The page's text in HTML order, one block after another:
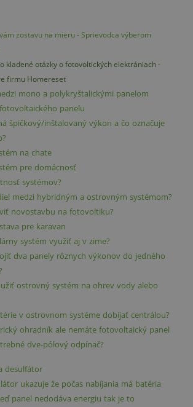
zostavu na mieru - Sprievodca výberom
kladené otázky o fotovoltických elektrániach -
firmu Homereset
mono a polykryštalickými panelom
panelu
špičkový/inštalovaný výkon a čo označuje
na chate
pre domácnosť
systémov?
medzi hybridným a ostrovným systémom?
novostavbu na fotovoltiku?
pre karavan
systém využiť aj v zime?
dva panely rôznych výkonov do jedného
ostrovný systém na ohrev vody alebo
v ostrovnom systéme dobíjať centrálou?
ohradník ale nemáte fotovoltaický panel
dve-pólový odpínač?
desulfátor
ukazuje že počas nabíjania má batéria
panel nedodáva energiu tak je to